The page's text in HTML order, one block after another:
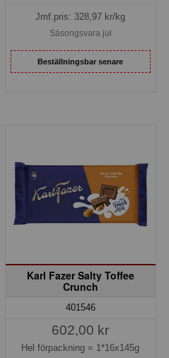
Jmf.pris: 328,97 kr/kg
Säsongsvara jul
Beställningsbar senare
Karl Fazer Salty Toffee
Crunch
401546
602,00 kr
Hel förpackning = 1*16x145g